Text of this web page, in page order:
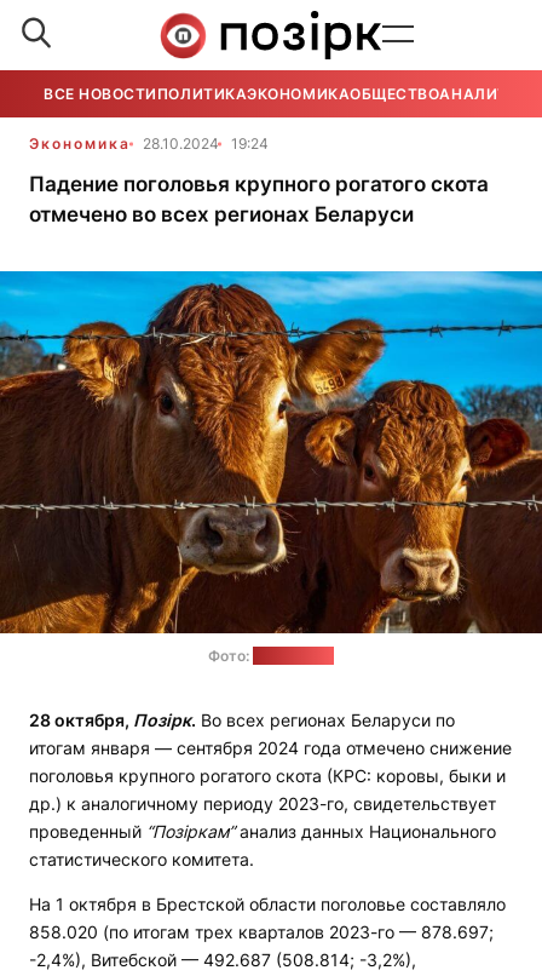
ВСЕ НОВОСТИ ПОЛИТИКАЭКОНОМИКАОБЩЕСТВОАНАЛИТИКА
Экономика 28.10.2024 19:24
Падение поголовья крупного рогатого скота
отмечено во всех регионах Беларуси
Фото:
28 октября, Позірк. Во всех регионах Беларуси по
итогам января — сентября 2024 года отмечено снижение
поголовья крупного рогатого скота (КРС: коровы, быки и
др.) к аналогичному периоду 2023-го, свидетельствует
проведенный “Позіркам”анализ данных Национального
статистического комитета.
На 1 октября в Брестской области поголовье составляло
858.020 (по итогам трех кварталов 2023-го — 878.697;
-2,4%), Витебской — 492.687 (508.814; -3,2%),